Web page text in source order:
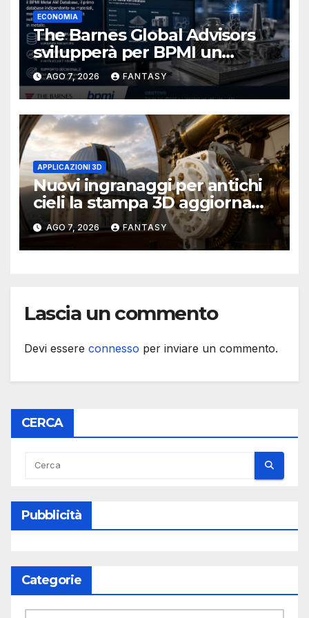
ECONOMIA
The Barnes Global Advisors
svilupperà per BPMI un
database per la stampa 3D
metallica destinata alla filiera
navale statunitense
AGO 7, 2026 FANTASY
APPLICAZIONI 3D
Nuovi ingranaggi per antichi
cieli la stampa 3D aggiorna
un osservatorio del 1930 della
University of Arkansas at
Little Rock
AGO 7, 2026 FANTASY
Lascia un commento
Devi essere connesso per inviare un commento.
CERCA
Pubblicità
Categorie